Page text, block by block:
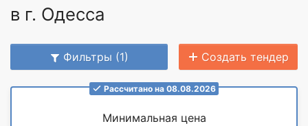
в г. Одесса
Фильтры (1) Создать тендер
Рассчитано на 08.08.2026
Минимальная цена